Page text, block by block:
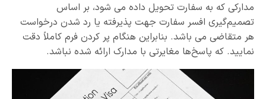
مدارکی که به سفارت تحویل داده می شود، بر اساس
تصمیم‌گیری افسر سفارت جهت پذیرفته یا رد شدن درخواست
هر متقاضی می باشد. بنابراین هنگام پر کردن فرم کاملاً دقت
نمایید. که پاسخ‌ها مغایرتی با مدارک ارائه شده نباشد.